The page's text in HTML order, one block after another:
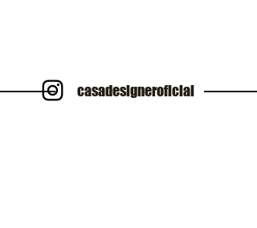
casadesigneroficial